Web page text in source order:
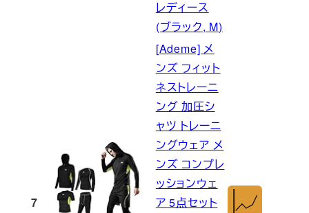
レディース
(ブラック, M)
7
[Ademe] メ
ンズ フィット
ネストレーニ
ング 加圧シ
ャツ トレーニ
ングウェア メ
ンズ コンプレ
ッションウェ
ア 5点セット